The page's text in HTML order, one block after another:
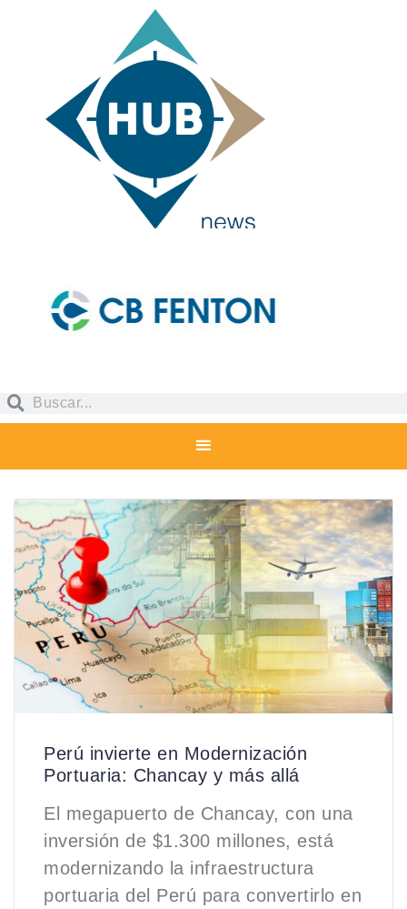
Perú invierte en Modernización
Portuaria: Chancay y más allá
El megapuerto de Chancay, con una
inversión de $1.300 millones, está
modernizando la infraestructura
portuaria del Perú para convertirlo en